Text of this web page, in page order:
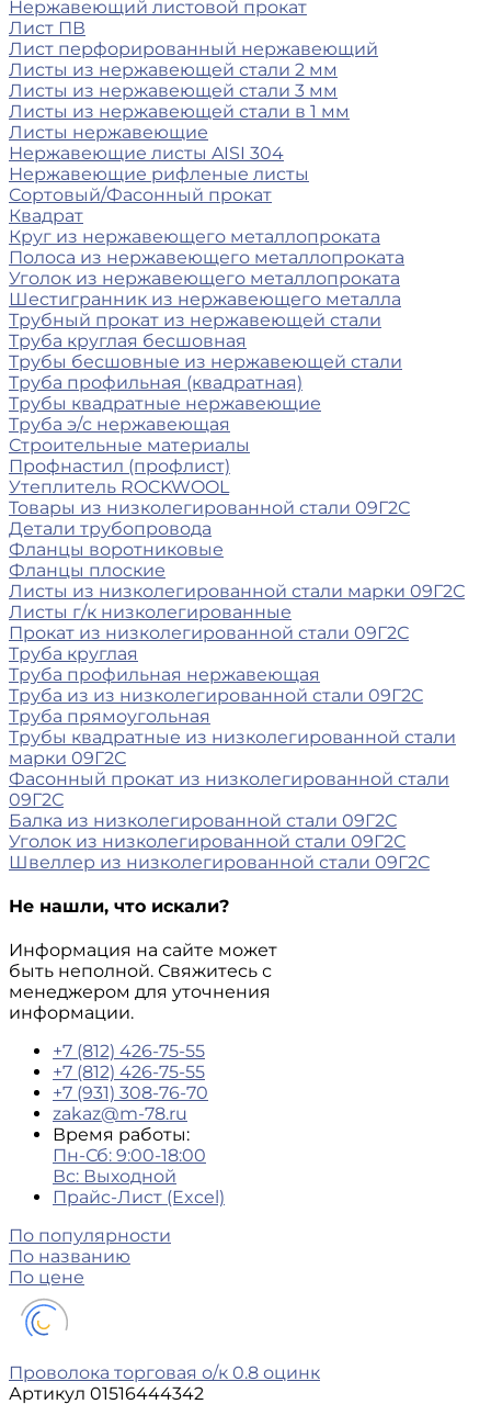
Нержавеющий листовой прокат
Лист ПВ
Лист перфорированный нержавеющий
Листы из нержавеющей стали 2 мм
Листы из нержавеющей стали 3 мм
Листы из нержавеющей стали в 1 мм
Листы нержавеющие
Нержавеющие листы AISI 304
Нержавеющие рифленые листы
Сортовый/Фасонный прокат
Квадрат
Круг из нержавеющего металлопроката
Полоса из нержавеющего металлопроката
Уголок из нержавеющего металлопроката
Шестигранник из нержавеющего металла
Трубный прокат из нержавеющей стали
Труба круглая бесшовная
Трубы бесшовные из нержавеющей стали
Труба профильная (квадратная)
Трубы квадратные нержавеющие
Труба э/с нержавеющая
Строительные материалы
Профнастил (профлист)
Утеплитель ROCKWOOL
Товары из низколегированной стали 09Г2С
Детали трубопровода
Фланцы воротниковые
Фланцы плоские
Листы из низколегированной стали марки 09Г2С
Листы г/к низколегированные
Прокат из низколегированной стали 09Г2С
Труба круглая
Труба профильная нержавеющая
Труба из из низколегированной стали 09Г2С
Труба прямоугольная
Трубы квадратные из низколегированной стали
марки 09Г2С
Фасонный прокат из низколегированной стали
09Г2С
Балка из низколегированной стали 09Г2С
Уголок из низколегированной стали 09Г2С
Швеллер из низколегированной стали 09Г2С
Не нашли, что искали?
Информация на сайте может
быть неполной. Свяжитесь с
менеджером для уточнения
информации.
+7 (812) 426-75-55
+7 (812) 426-75-55
+7 (931) 308-76-70
zakaz@m-78.ru
Время работы:
Пн-Сб: 9:00-18:00
Вс: Выходной
Прайс-Лист (Excel)
По популярности
По названию
По цене
Проволока торговая о/к 0.8 оцинк
Артикул 01516444342